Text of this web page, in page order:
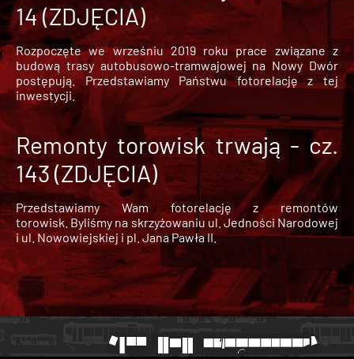
14 (ZDJĘCIA)
Rozpoczęte we wrześniu 2019 roku prace związane z
budową trasy autobusowo-tramwajowej na Nowy Dwór
postępują. Przedstawiamy Państwu fotorelację z tej
inwestycji.
Remonty torowisk trwają - cz.
143 (ZDJĘCIA)
Przedstawiamy Wam fotorelację z remontów
torowisk. Byliśmy na skrzyżowaniu ul. Jedności Narodowej
i ul. Nowowiejskiej i pl. Jana Pawła II.